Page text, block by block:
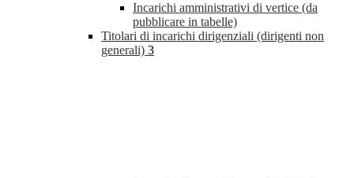
Incarichi amministrativi di vertice (da
pubblicare in tabelle)
Titolari di incarichi dirigenziali (dirigenti non
generali) 3